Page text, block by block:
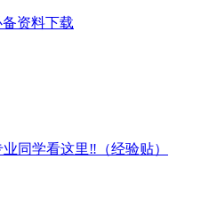
资料下载
同学看这里‼️（经验贴）